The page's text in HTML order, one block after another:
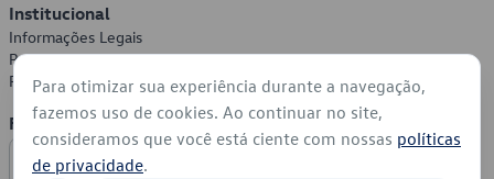
Institucional
Informações Legais
Política de Privacidade
Política de Cookies
Formas de Pagamento
Para otimizar sua experiência durante a navegação,
fazemos uso de cookies. Ao continuar no site,
consideramos que você está ciente com nossas políticas
de privacidade.